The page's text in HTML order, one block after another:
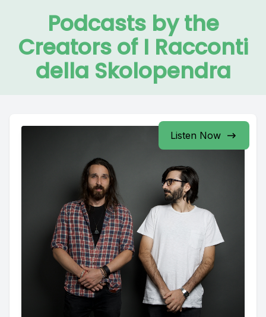
Podcasts by the
Creators of I Racconti
della Skolopendra
Listen Now